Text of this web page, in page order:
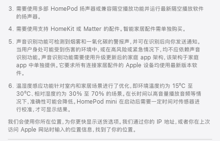
需要使用多部 HomePod 扬声器或兼容隔空播放功能并运行最新隔空播放软件
的扬声器。
需要使用支持 HomeKit 或 Matter 的配件。智能家居配件需单独购买。
声音识别功能可检测到烟雾和一氧化碳的警报声，并可在识别后向你发送通知。
当用户身处可能受到伤害的环境中，或在高风险或紧急情况下，均不应依赖声音
识别功能。声音识别功能需要使用升级更新后的家庭 app 架构，该架构于家庭
app 中单独提供。它要求所有连接家居配件的 Apple 设备均使用最新版本软
件。
温湿度感应功能针对室内和家居场景进行了优化，即环境温度约为 15ºC 至
30ºC、相对湿度约为 30% 至 70% 的场景。在长时间以高音量播放音频等情
况下，准确性可能会降低。HomePod mini 在启动后需要一定时间对传感器进
行校准，才可显示结果。
我们会使用你所在位置，为你更快显示送货选项。我们通过你的 IP 地址，或者你在上次
访问 Apple 网站时输入的位置信息，找到了你的位置。